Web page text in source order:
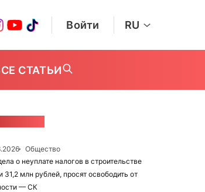
Войти RU
СТАТЬИ
Общество
о неуплате налогов в строительстве
31,2 млн рублей, просят освободить от
— СК